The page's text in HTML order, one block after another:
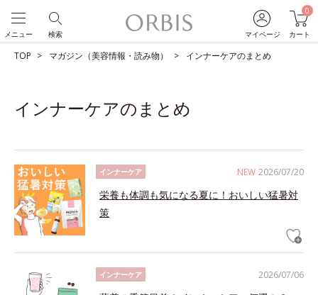
マイページ
0
カート
検索
メニュー
TOP マガジン（美容情報・読み物） インナーケアのまとめ
インナーケアのまとめ
NEW 2026/07/20
インナーケア
栄養も体調も気になる夏に！おいしい猛暑対
策
2026/07/06
インナーケア